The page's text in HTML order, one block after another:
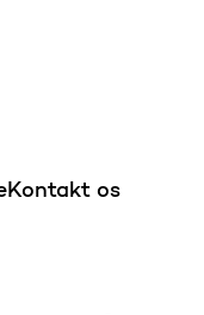
Kontakt os